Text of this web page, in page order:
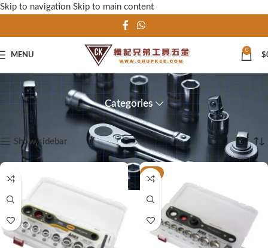
Skip to navigation Skip to main content
MENU
0
$
最新產品
Categories
顯示第 1 至 15 項結果，共 16 項
Show sidebar